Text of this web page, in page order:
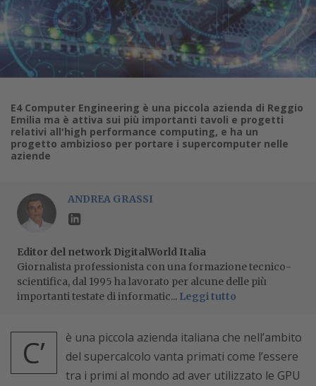
E4 Computer Engineering è una piccola azienda di Reggio
Emilia ma è attiva sui più importanti tavoli e progetti
relativi all'high performance computing, e ha un
progetto ambizioso per portare i supercomputer nelle
aziende
ANDREA GRASSI
Editor del network DigitalWorld Italia
Giornalista professionista con una formazione tecnico-
scientifica, dal 1995 ha lavorato per alcune delle più
importanti testate di informatic... Leggi tutto
C’
è una piccola azienda italiana che nell’ambito
del supercalcolo vanta primati come l’essere
tra i primi al mondo ad aver utilizzato le GPU